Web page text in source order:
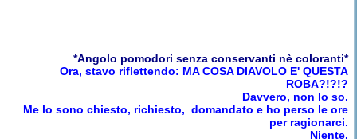
*Angolo pomodori senza conservanti nè coloranti*
Ora, stavo riflettendo: MA COSA DIAVOLO E' QUESTA
ROBA?!?!?
Davvero, non lo so.
Me lo sono chiesto, richiesto, domandato e ho perso le ore
per ragionarci.
Niente.